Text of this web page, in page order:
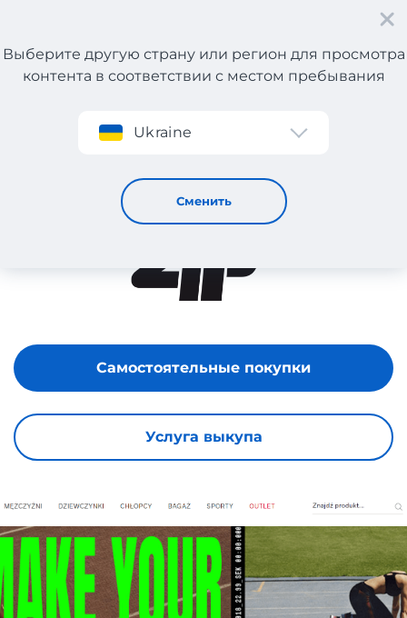
Регистрация
Выберите другую страну или регион для просмотра
контента в соответствии с местом пребывания
Ukraine
Сменить
Услуга выкупа
Самостоятельные покупки